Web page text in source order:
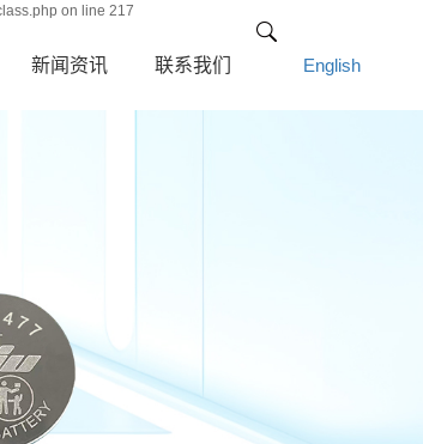
on line 217
新闻资讯 联系我们 English